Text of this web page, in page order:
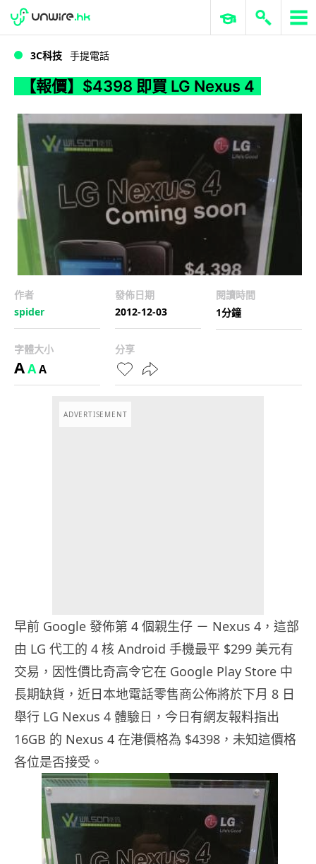
【報價】$4398 即買 LG Nexus 4
WWDC 2026 ERP 與商業 AI
3C科技 手提電話
【報價】$4398 即買 LG Nexus 4
作者
spider
發佈日期
2012-12-03
閱讀時間
1分鐘
字體大小
AAA
分享
ADVERTISEMENT
早前 Google 發佈第 4 個親生仔 － Nexus 4，這部
由 LG 代工的 4 核 Android 手機最平 $299 美元有
交易，因性價比奇高令它在 Google Play Store 中
長期缺貨，近日本地電話零售商公佈將於下月 8 日
舉行 LG Nexus 4 體驗日，今日有網友報料指出
16GB 的 Nexus 4 在港價格為 $4398，未知這價格
各位是否接受。